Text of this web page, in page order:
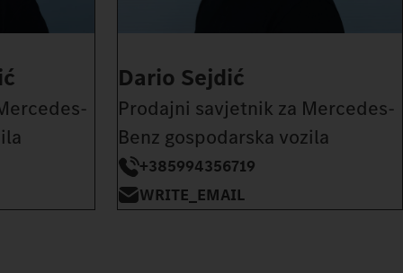
Dario Sejdić
Prodajni savjetnik za Mercedes-
Benz gospodarska vozila
+385994356719
WRITE_EMAIL